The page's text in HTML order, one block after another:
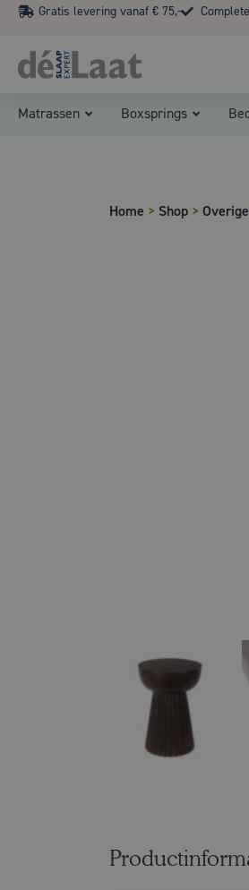
Gratis levering vanaf € 75,-
Matrassen Boxsprings
Home > Shop > Overige